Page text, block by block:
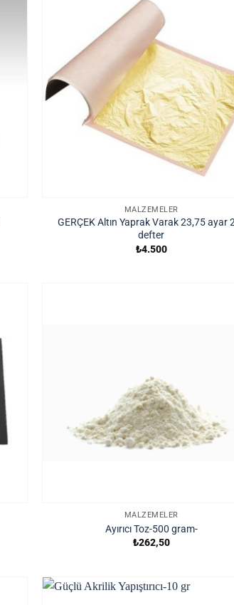
MALZEMELER
GERÇEK Altın Yaprak Varak 23,75 ayar
defter
₺4.500
MALZEMELER
Ayırıcı Toz-500 gram-
₺262,50